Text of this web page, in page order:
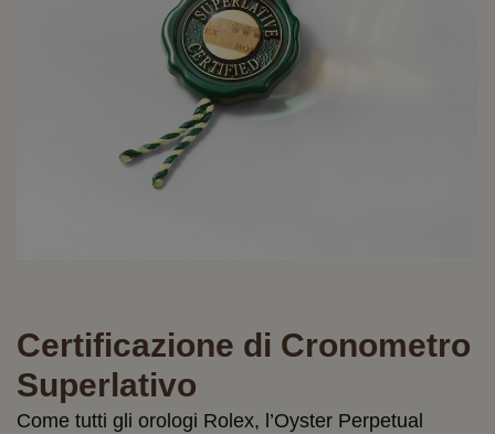
Certificazione di Cronometro
Superlativo
Come tutti gli orologi Rolex, l’Oyster Perpetual